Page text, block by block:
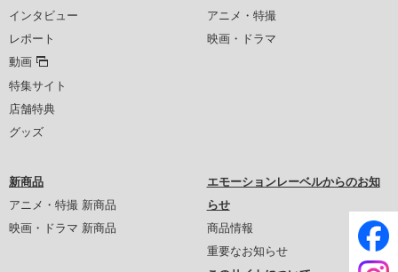
インタビュー
レポート
動画
特集サイト
店舗特典
グッズ
アニメ・特撮
映画・ドラマ
新商品
アニメ・特撮 新商品
映画・ドラマ 新商品
エモーションレーベルからのお知
らせ
商品情報
重要なお知らせ